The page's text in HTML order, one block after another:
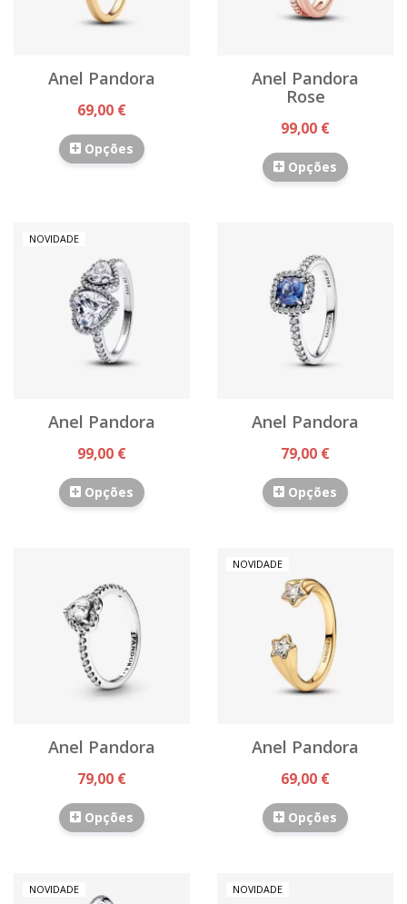
Anel Pandora
69,00 €
Opções
Anel Pandora
Rose
99,00 €
Opções
NOVIDADE
Anel Pandora
99,00 €
Opções
Anel Pandora
79,00 €
Opções
Anel Pandora
79,00 €
Opções
NOVIDADE
Anel Pandora
69,00 €
Opções
NOVIDADE NOVIDADE